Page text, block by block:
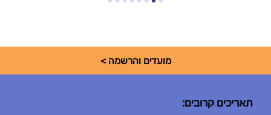
1
2
3
4
מועדים והרשמה >
תאריכים קרובים: